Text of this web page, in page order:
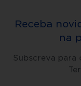
Receba
na
Subscreva para